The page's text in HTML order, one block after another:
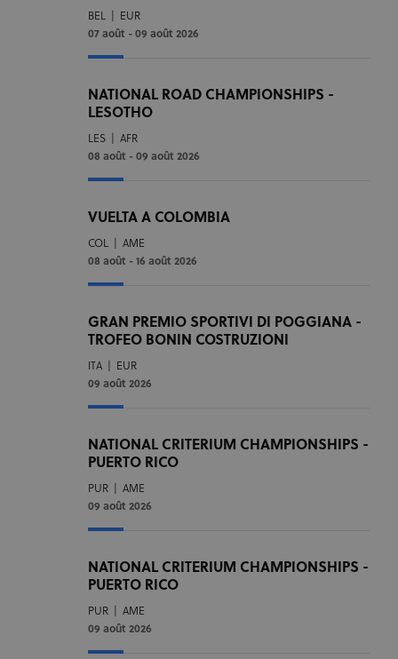
BEL
EUR
07 août - 09 août 2026
NATIONAL ROAD CHAMPIONSHIPS -
LESOTHO
LES |AFR
08 août - 09 août 2026
VUELTA A COLOMBIA
COL |AME
08 août - 16 août 2026
GRAN PREMIO SPORTIVI DI POGGIANA -
TROFEO BONIN COSTRUZIONI
ITA
EUR
09 août 2026
NATIONAL CRITERIUM CHAMPIONSHIPS -
PUERTO RICO
PUR |AME
09 août 2026
NATIONAL CRITERIUM CHAMPIONSHIPS -
PUERTO RICO
PUR |AME
09 août 2026